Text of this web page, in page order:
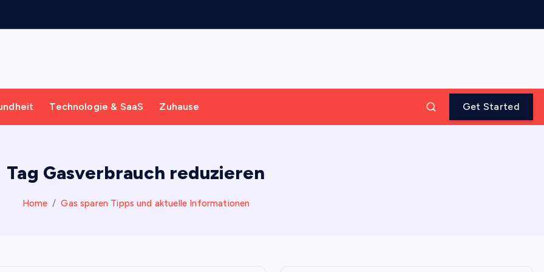
Technologie & SaaS Zuhause Get Started
Tag Gasverbrauch reduzieren
Home Gas sparen Tipps und aktuelle Informationen